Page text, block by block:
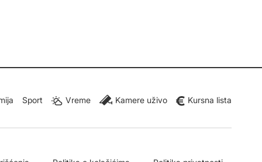
Sport Vreme Kamere uživo Kursna lista